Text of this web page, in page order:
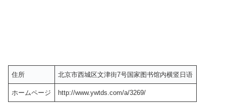
住所 北京市西城区文津街7号国家图书馆内横竖日语
ホームページ http://www.ywtds.com/a/3269/